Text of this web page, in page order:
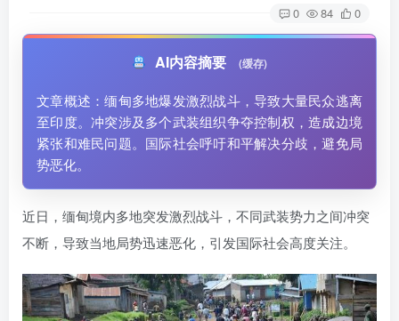
0 84 0
AI内容摘要 (缓存)
文章概述：缅甸多地爆发激烈战斗，导致大量民众逃离
至印度。冲突涉及多个武装组织争夺控制权，造成边境
紧张和难民问题。国际社会呼吁和平解决分歧，避免局
势恶化。
近日，缅甸境内多地突发激烈战斗，不同武装势力之间冲突
不断，导致当地局势迅速恶化，引发国际社会高度关注。